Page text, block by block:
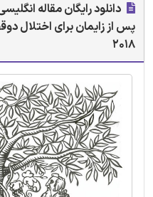
دانلود رایگان مقاله
پس از زایمان برای اختلال
2018